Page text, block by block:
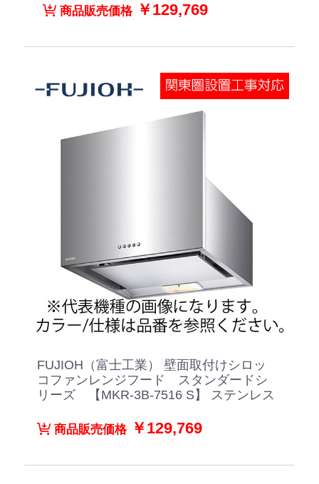
商品販売価格￥129,769
FUJIOH（富士工業） 壁面取付けシロッ
コファンレンジフード スタンダードシ
リーズ 【MKR-3B-7516 S】 ステンレス
商品販売価格￥129,769